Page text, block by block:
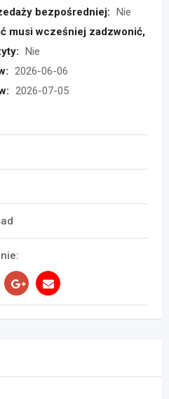
bezpośredniej:
Nie
musi wcześniej zadzwonić,
Nie
2026-06-06
2026-07-05